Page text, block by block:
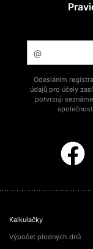
Odesláním
údajů pro účely
potvrzuji
Kalkulačky
Výpočet plodných dnů